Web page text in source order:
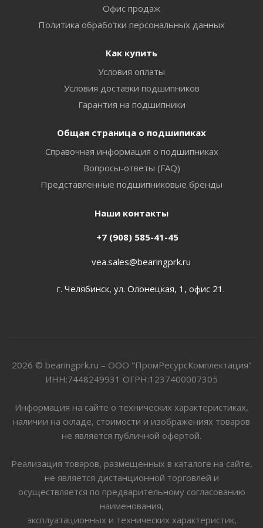
Офис продаж
Политика обработки персональных данных
Как купить
Условия оплаты
Условия доставки подшипников
Гарантия на подшипники
Общая страница о подшипиках
Справочная информация о подшипниках
Вопросы-ответы (FAQ)
Представленные подшипниковые бренды
Наши контакты
+7 (908) 585-41-45
vea.sales@bearingprk.ru
г. Челябинск, ул. Олонецкая, 1, офис 21.
2026 © bearingprk.ru – ООО "ПромРесурсКомплектация"
ИНН:7448249931 ОГРН:1237400007305
Информация на сайте о технических характеристиках,
наличии на складе, стоимости и изображениях товаров
не является публичной офертой.
Реализация товаров, размещенных в каталоге на сайте,
не является дистанционной торговлей и
осуществляется по предварительному согласованию
наименования,
эксплуатационных и технических характеристик,